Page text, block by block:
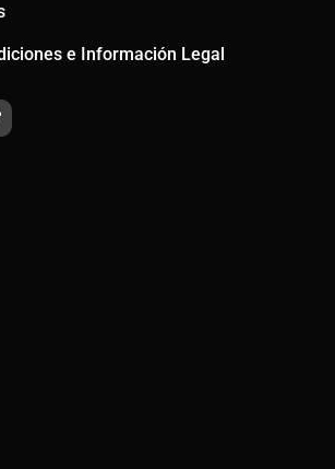
e Información Legal